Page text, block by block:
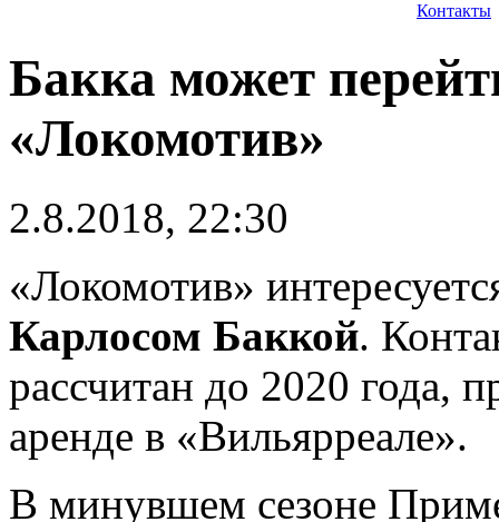
Контакты
Бакка может
«Локомотив»
2.8.2018, 22:30
«Локомотив»
Карлосом Баккой.
рассчитан до 2020 года,
аренде в «Вильярреале».
В минувшем сезоне